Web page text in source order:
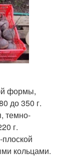
формы,
до 350 г.
темно-
г.
кольцами.